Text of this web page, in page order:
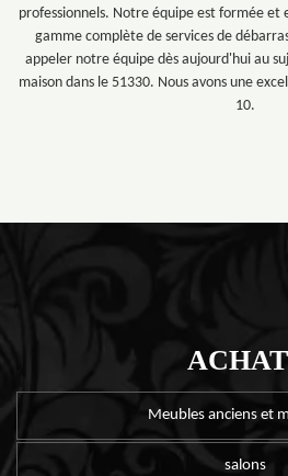
professionnels. Notre équipe est formée
gamme complète de services de
appeler notre équipe dès aujourd'hui au
maison dans le 51330. Nous avons une
10.
Meubles anciens et
salons